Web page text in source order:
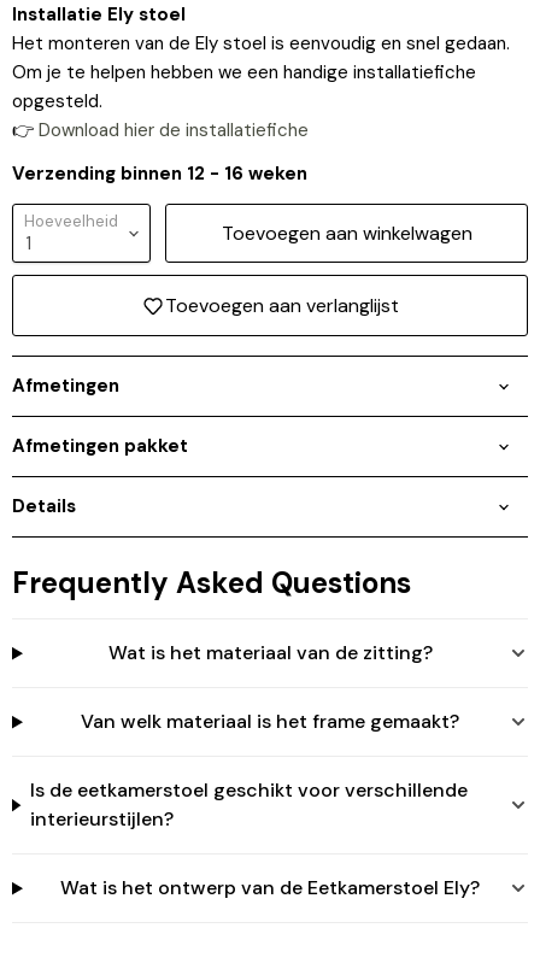
Installatie Ely stoel
Het monteren van de Ely stoel is eenvoudig en snel gedaan.
Om je te helpen hebben we een handige installatiefiche
opgesteld.
👉 Download hier de installatiefiche
Verzending binnen 12 - 16 weken
Hoeveelheid Toevoegen aan winkelwagen
Toevoegen aan verlanglijst
Afmetingen
Afmetingen pakket
Details
Frequently Asked Questions
Wat is het materiaal van de zitting?
Van welk materiaal is het frame gemaakt?
Is de eetkamerstoel geschikt voor verschillende
interieurstijlen?
Wat is het ontwerp van de Eetkamerstoel Ely?
Inloggen vereist
artikelen te bekijken.